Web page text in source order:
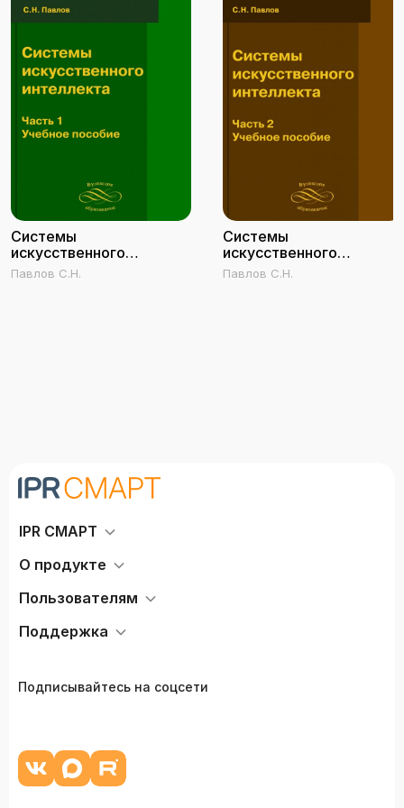
Системы
искусственного
интеллекта. Часть 1
Павлов С.Н.
Системы
искусственного
интеллекта. Часть 2
Павлов С.Н.
IPR СМАРТ
О продукте
Пользователям
Поддержка
Подписывайтесь на соцсети